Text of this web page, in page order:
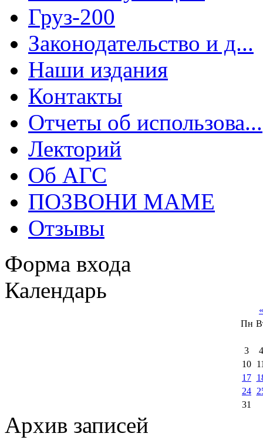
Груз-200
Законодательство и д...
Наши издания
Контакты
Отчеты об использова...
Лекторий
Об АГС
ПОЗВОНИ МАМЕ
Отзывы
Форма входа
Календарь
«
Пн
3
4
10
17
24
31
Архив записей